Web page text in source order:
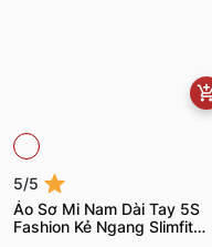
5/5
Áo Sơ Mi Nam Dài Tay 5S
Fashion Kẻ Ngang Slimfit